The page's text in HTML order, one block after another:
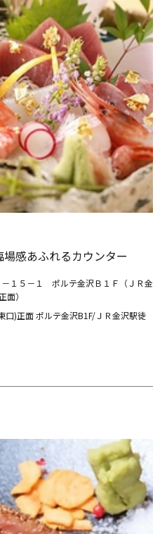
感あふれるカウンター
１５－１ ポルテ金沢Ｂ１Ｆ（ＪＲ金
面）
口)正面 ポルテ金沢B1F/ＪＲ金沢駅徒